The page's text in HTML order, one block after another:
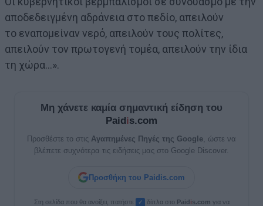
αποδεδειγμένη αδράνεια στο πεδίο, απειλούν
το εναπομείναν νερό, απειλούν τους πολίτες,
απειλούν τον πρωτογενή τομέα, απειλούν την ίδια
τη χώρα…».
Μη χάνετε καμία σημαντική είδηση του
Paidis.com
Προσθέστε το στις Αγαπημένες Πηγές της Google , ώστε να
βλέπετε συχνότερα τις ειδήσεις μας στο Google Discover.
Προσθήκη του Paidis.com
Στη σελίδα που θα ανοίξει, πατήστε ✓ δίπλα στο Paidis.com για να